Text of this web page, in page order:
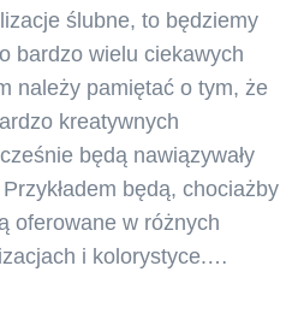
ślubne, to będziemy
bardzo wielu ciekawych
należy pamiętać o tym, że
kreatywnych
będą nawiązywały
będą, chociażby
oferowane w różnych
i kolorystyce.…